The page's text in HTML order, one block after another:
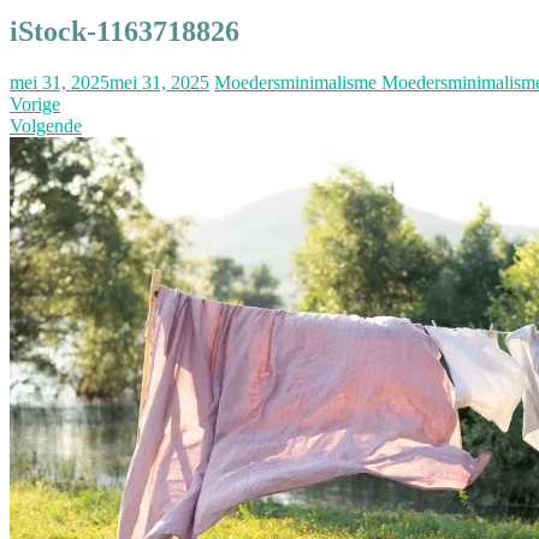
iStock-1163718826
mei 31, 2025mei 31, 2025 Moedersminimalisme
Vorige
Volgende